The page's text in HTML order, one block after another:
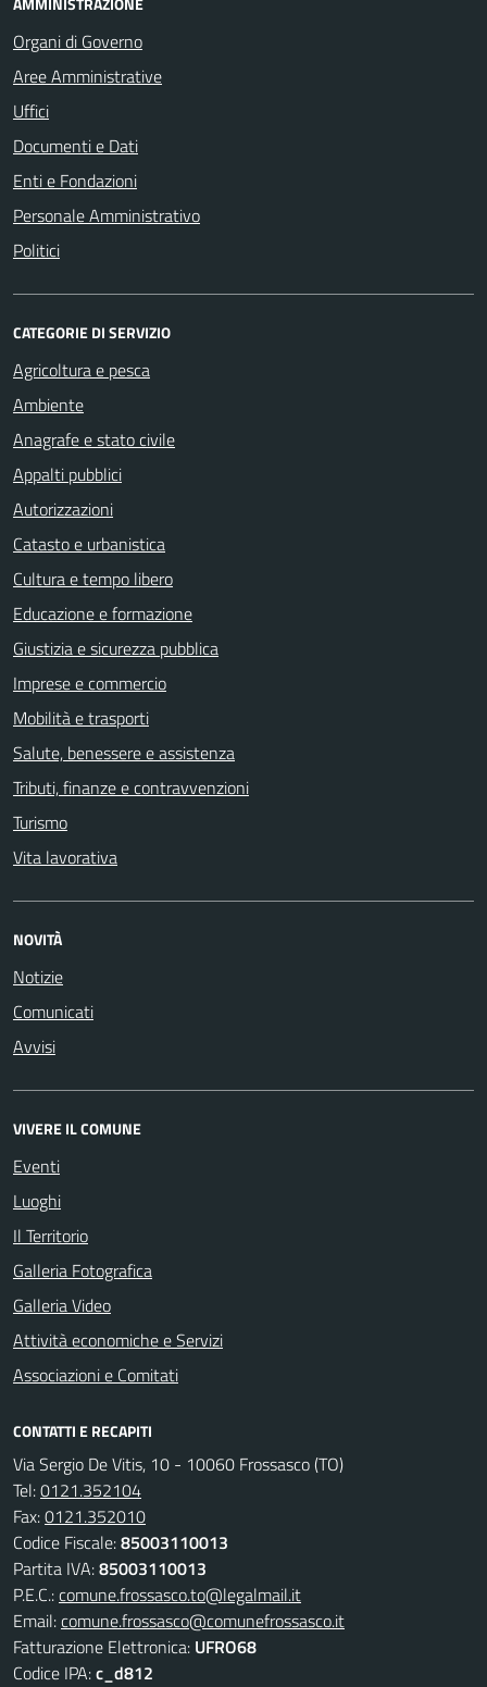
Organi di Governo
Aree Amministrative
Uffici
Documenti e Dati
Enti e Fondazioni
Personale Amministrativo
Politici
CATEGORIE DI SERVIZIO
Agricoltura e pesca
Ambiente
Anagrafe e stato civile
Appalti pubblici
Autorizzazioni
Catasto e urbanistica
Cultura e tempo libero
Educazione e formazione
Giustizia e sicurezza pubblica
Imprese e commercio
Mobilità e trasporti
Salute, benessere e assistenza
Tributi, finanze e contravvenzioni
Turismo
Vita lavorativa
NOVITÀ
Notizie
Comunicati
Avvisi
VIVERE IL COMUNE
Eventi
Luoghi
Il Territorio
Galleria Fotografica
Galleria Video
Attività economiche e Servizi
Associazioni e Comitati
CONTATTI E RECAPITI
Via Sergio De Vitis, 10 - 10060 Frossasco (TO)
Tel:0121.352104
Fax:0121.352010
Codice Fiscale:85003110013
Partita IVA:85003110013
P.E.C.:comune.frossasco.to@legalmail.it
Email:comune.frossasco@comunefrossasco.it
Fatturazione Elettronica: UFRO68
Codice IPA:c_d812